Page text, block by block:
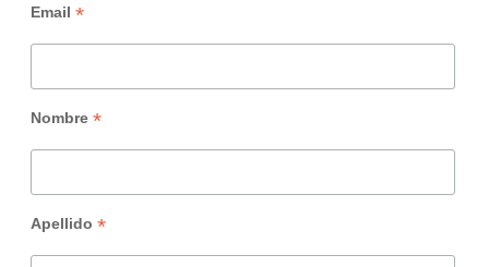
Email *
Nombre *
Apellido *